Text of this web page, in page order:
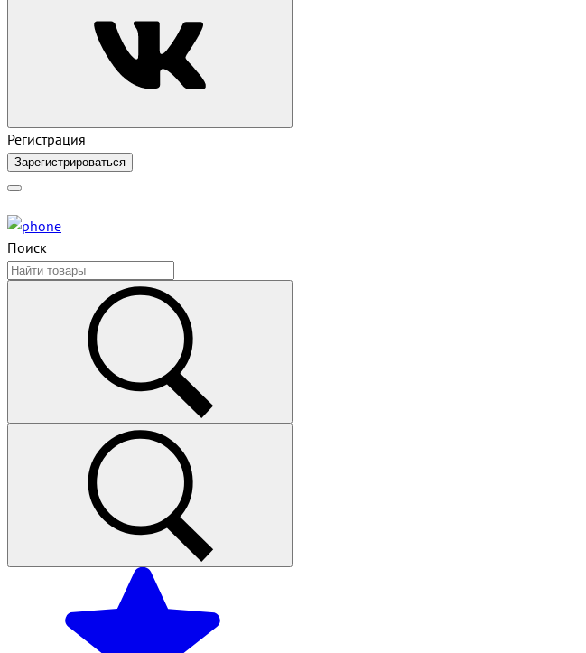
Регистрация
Зарегистрироваться
Поиск